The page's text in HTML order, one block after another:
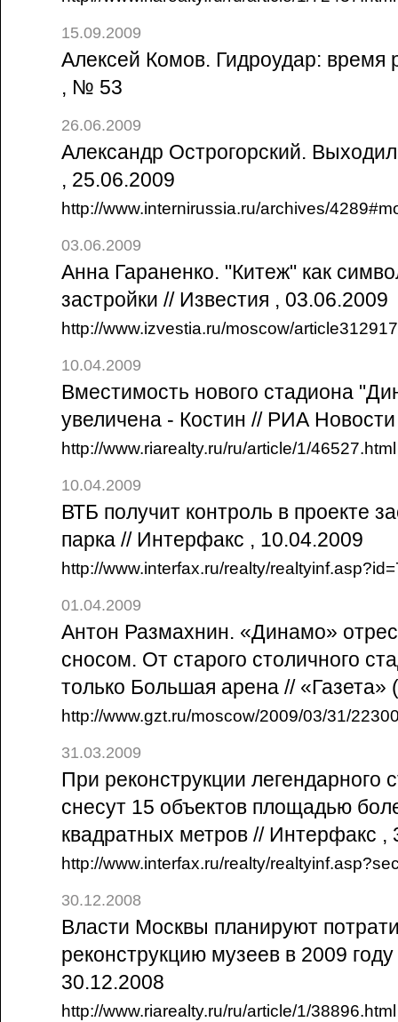
15.09.2009
Алексей Комов. Гидроудар: время
, № 53
26.06.2009
Александр Острогорский.
, 25.06.2009
http://www.internirussia.ru/archives/
03.06.2009
Анна Гараненко. "Китеж" как
застройки // Известия , 03.06.2009
http://www.izvestia.ru/moscow/
10.04.2009
Вместимость нового стадиона
увеличена - Костин // РИА
http://www.riarealty.ru/ru/article/1/46527.html
10.04.2009
ВТБ получит контроль в проекте
парка // Интерфакс , 10.04.2009
http://www.interfax.ru/realty/
01.04.2009
Антон Размахнин. «Динамо»
сносом. От старого столичного
только Большая арена //
http://www.gzt.ru/moscow/2009/03/31/
31.03.2009
При реконструкции легендарного
снесут 15 объектов площадью
квадратных метров // Интерфакс ,
http://www.interfax.ru/realty/
30.12.2008
Власти Москвы планируют
реконструкцию музеев в 2009
30.12.2008
http://www.riarealty.ru/ru/article/1/38896.html